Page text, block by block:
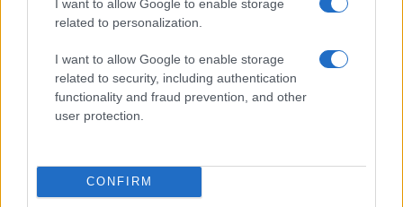
I want to allow Google to enable storage
related to personalization.
I want to allow Google to enable storage
related to security, including authentication
functionality and fraud prevention, and other
user protection.
CONFIRM
Brentolie daalt naar 91,82 dollar: een week van teruggang in
grondstoffen
Sanne De Vries · 5 aug 2026
CRYPTOKOERSEN